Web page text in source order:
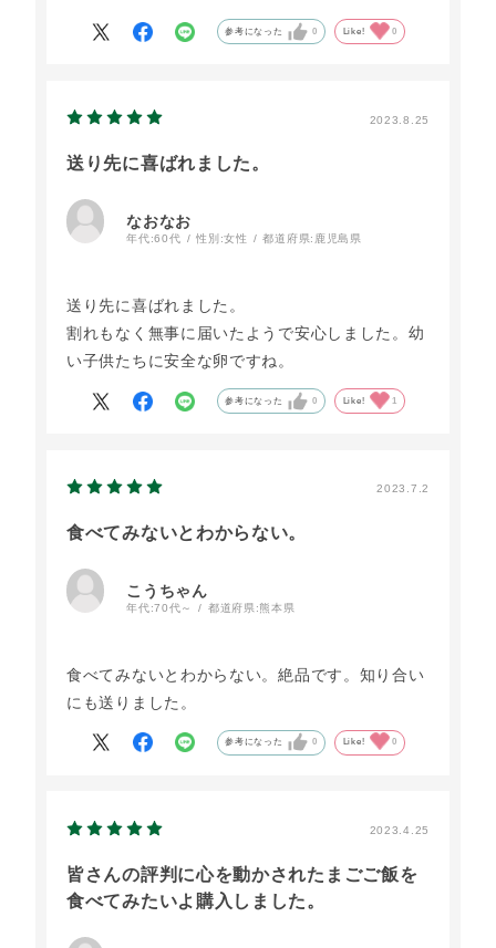
参考になった 0 Like! 0
2023.8.25
送り先に喜ばれました。
なおなお
年代:60代 性別:女性 都道府県: 鹿児島県
送り先に喜ばれました。
割れもなく無事に届いたようで安心しました。幼
い子供たちに安全な卵ですね。
参考になった 0 Like! 1
2023.7.2
食べてみないとわからない。
こうちゃん
年代:70代～ 都道府県:熊本県
食べてみないとわからない。絶品です。知り合い
にも送りました。
参考になった 0 Like! 0
2023.4.25
皆さんの評判に心を動かされたまごご飯を
食べてみたいよ購入しました。